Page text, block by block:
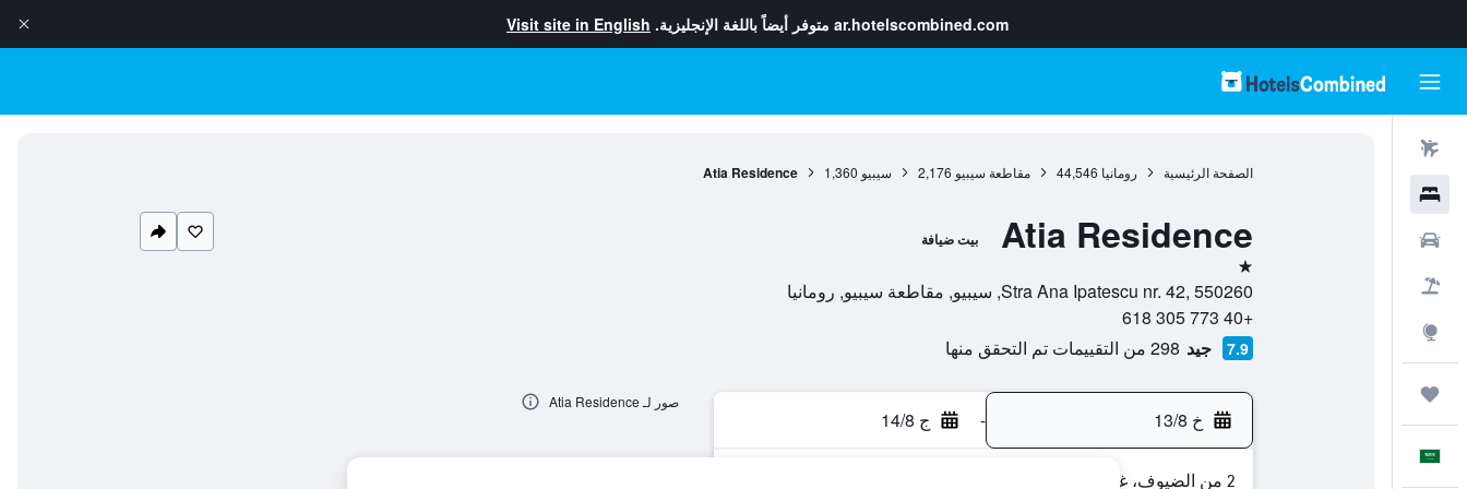
ar.hotelscombined.com متوفر أيضاً باللغة الإنجليزية. Visit site in English
الصفحة الرئيسية رومانيا 44,546 مقاطعة سيبيو 2,176 سيبيو 1,360
Atia Residence
Atia Residence بيت ضيافة
نجمة واحدة
Stra Ana Ipatescu nr. 42, 550260, سيبيو, مقاطعة سيبيو, رومانيا
+40 773 305 618
7.9 جيد 298 من التقييمات تم التحقق منها
خ 13/8 - ج 14/8
2 من الضيوف، غرفة واحدة
صور لـ Atia Residence